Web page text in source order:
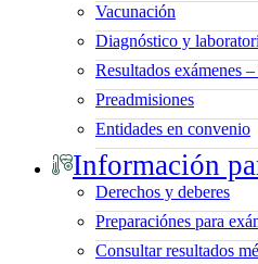
Vacunación
Diagnóstico y
Resultados exámenes
Preadmisiones
Entidades en convenio
Información
Derechos y deberes
Preparaciónes para
Consultar resultados